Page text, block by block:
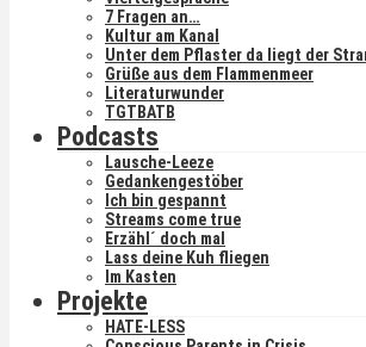
7 Fragen an…
Kultur am Kanal
Unter dem Pflaster da liegt der
Grüße aus dem Flammenmeer
Literaturwunder
TGTBATB
Podcasts
Lausche-Leeze
Gedankengestöber
Ich bin gespannt
Streams come true
Erzähl´ doch mal
Lass deine Kuh fliegen
Im Kasten
Projekte
HATE-LESS